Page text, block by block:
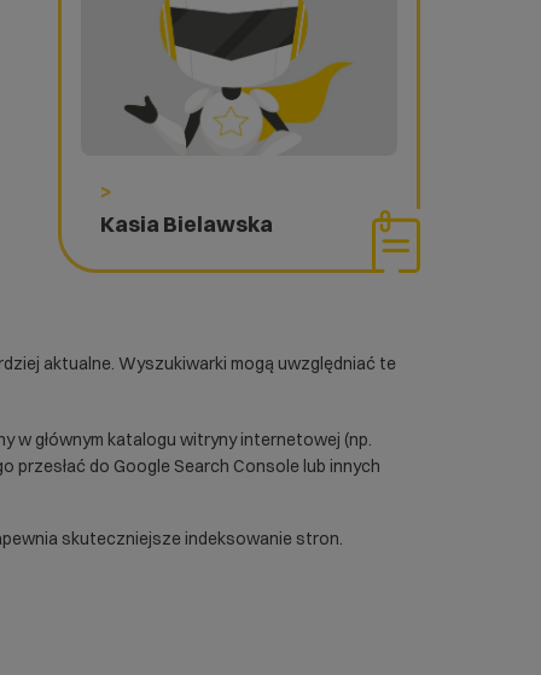
>
Kasia Bielawska
aktualne. Wyszukiwarki mogą uwzględniać te
w głównym katalogu witryny internetowej (np.
przesłać do Google Search Console lub innych
skuteczniejsze indeksowanie stron.